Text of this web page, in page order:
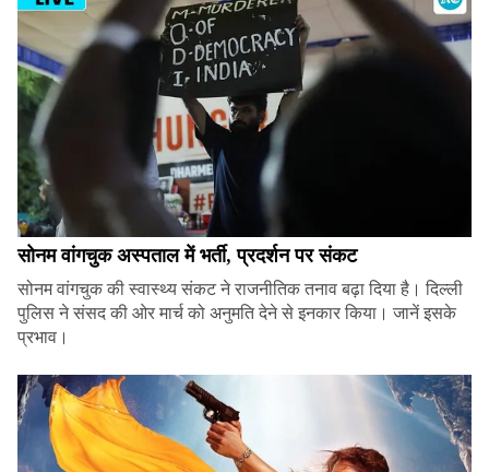
सोनम वांगचुक अस्पताल में भर्ती, प्रदर्शन पर संकट
सोनम वांगचुक की स्वास्थ्य संकट ने राजनीतिक तनाव बढ़ा दिया है। दिल्ली
पुलिस ने संसद की ओर मार्च को अनुमति देने से इनकार किया। जानें इसके
प्रभाव।